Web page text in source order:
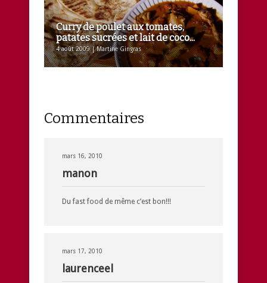
Curry de poulet aux tomates,
patates sucrées et lait de coco...
4 août 2009 | Martine Gingras
Commentaires
mars 16, 2010
manon
Du fast food de même c’est bon!!!
mars 17, 2010
laurenceel